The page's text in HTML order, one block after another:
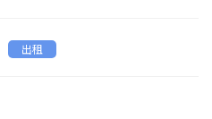
出租